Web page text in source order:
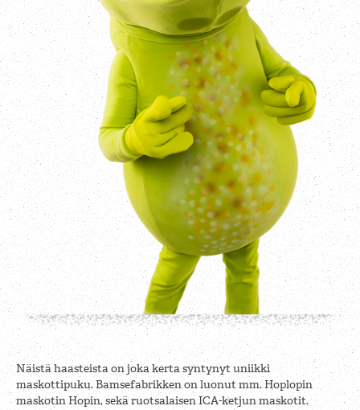
Näistä haasteista on joka kerta syntynyt uniikki
maskottipuku. Bamsefabrikken on luonut mm. Hoplopin
maskotin Hopin, sekä ruotsalaisen ICA-ketjun maskotit.